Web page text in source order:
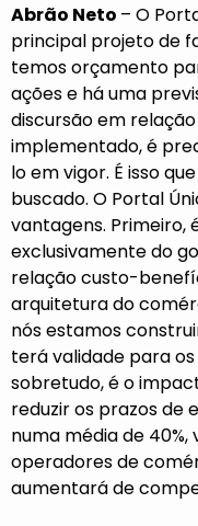
Abrão Neto – O
principal projeto de
temos orçamento
ações e há uma
discursão em
implementado, é
lo em vigor. É isso
buscado. O Portal
vantagens. Primeiro,
exclusivamente do
relação custo-
arquitetura do
nós estamos
terá validade para os
sobretudo, é o
reduzir os prazos de
numa média de
operadores de
aumentará de